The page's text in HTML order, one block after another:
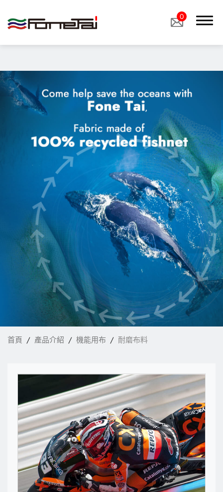
"/storage/media/products/02Functional%20Fabrics/ 0
首頁 產品介紹 機能用布 耐磨布料
關於我們
機能用布
客製布料
產品應用
最新消息
核心技術
電子型錄
聯絡我們